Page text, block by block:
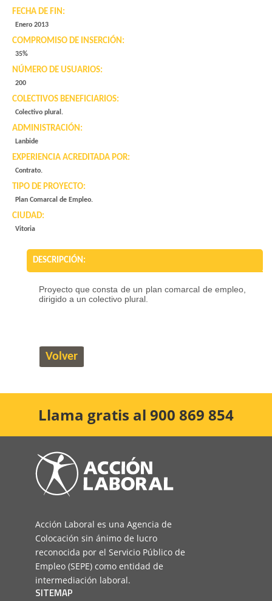
FECHA DE FIN:
Enero 2013
COMPROMISO DE INSERCIÓN:
35%
NÚMERO DE USUARIOS:
200
COLECTIVOS BENEFICIARIOS:
Colectivo plural.
ADMINISTRACIÓN:
Lanbide
EXPERIENCIA ACREDITADA POR:
Contrato.
TIPO DE PROYECTO:
Plan Comarcal de Empleo.
CIUDAD:
Vitoria
DESCRIPCIÓN:
Proyecto que consta de un plan comarcal de empleo,
dirigido a un colectivo plural.
Volver
Llama gratis al 900 869 854
Acción Laboral es una Agencia de
Colocación sin ánimo de lucro
reconocida por el Servicio Público de
Empleo (SEPE) como entidad de
intermediación laboral.
SITEMAP